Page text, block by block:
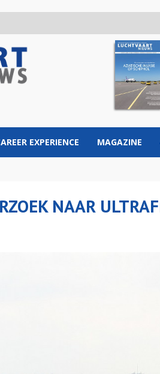
EXPERIENCE MAGAZINE
NAAR